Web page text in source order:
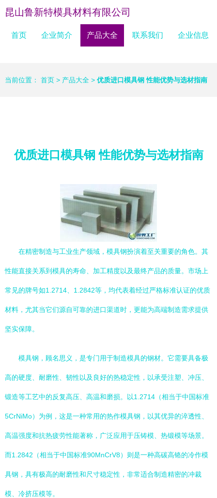
昆山鲁新特模具材料有限公司
首页 企业简介 产品大全 联系我们 企业信息
当前位置： 首页 > 产品大全 > 优质进口模具钢 性能优势与选材指南
优质进口模具钢 性能优势与选材指南
在精密制造与工业生产领域，模具钢扮演着至关重要的角色。其
性能直接关系到模具的寿命、加工精度以及最终产品的质量。市场上
常见的牌号如1.2714、1.2842等，均代表着经过严格标准认证的优质
材料，尤其当它们源自可靠的进口渠道时，更能为高端制造需求提供
坚实保障。
模具钢，顾名思义，是专门用于制造模具的钢材。它需要具备极
高的硬度、耐磨性、韧性以及良好的热稳定性，以承受注塑、冲压、
锻造等工艺中的反复高压、高温和磨损。以1.2714（相当于中国标准
5CrNiMo）为例，这是一种常用的热作模具钢，以其优异的淬透性、
高温强度和抗热疲劳性能著称，广泛应用于压铸模、热锻模等场景。
而1.2842（相当于中国标准90MnCrV8）则是一种高碳高铬的冷作模
具钢，具有极高的耐磨性和尺寸稳定性，非常适合制造精密的冲裁
模、冷挤压模等。